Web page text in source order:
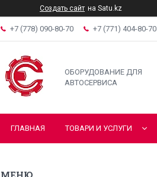
Создать сайт на Satu.kz
+7 (778) 090-80-70 +7 (771) 404-80-70
ОБОРУДОВАНИЕ ДЛЯ
АВТОСЕРВИСА
ГЛАВНАЯ ТОВАРИ И УСЛУГИ